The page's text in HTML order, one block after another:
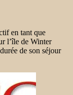
en tant que
l’île de Winter
de son séjour